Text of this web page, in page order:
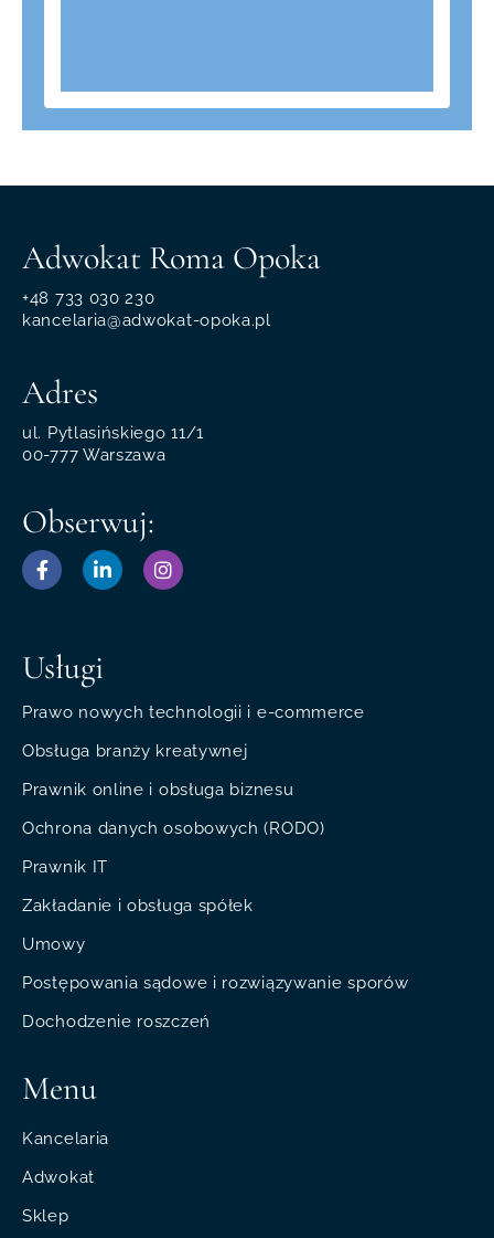
Adwokat Roma Opoka
+48 733 030 230
kancelaria@adwokat-opoka.pl
Adres
ul. Pytlasińskiego 11/1
00-777 Warszawa
Obserwuj:
Usługi
Prawo nowych technologii i e-commerce
Obsługa branży kreatywnej
Prawnik online i obsługa biznesu
Ochrona danych osobowych (RODO)
Prawnik IT
Zakładanie i obsługa spółek
Umowy
Postępowania sądowe i rozwiązywanie sporów
Dochodzenie roszczeń
Menu
Kancelaria
Adwokat
Sklep